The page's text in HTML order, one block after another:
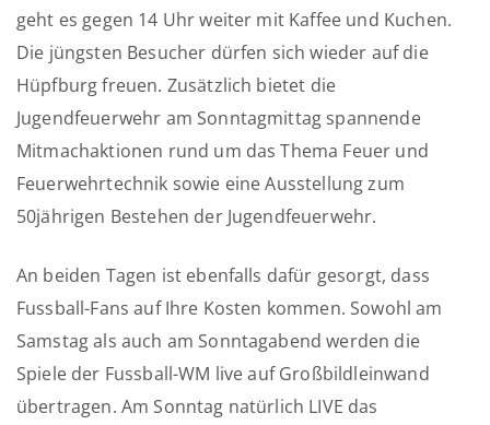
geht es gegen 14 Uhr weiter mit Kaffee und Kuchen.
Die jüngsten Besucher dürfen sich wieder auf die
Hüpfburg freuen. Zusätzlich bietet die
Jugendfeuerwehr am Sonntagmittag spannende
Mitmachaktionen rund um das Thema Feuer und
Feuerwehrtechnik sowie eine Ausstellung zum
50jährigen Bestehen der Jugendfeuerwehr.
An beiden Tagen ist ebenfalls dafür gesorgt, dass
Fussball-Fans auf Ihre Kosten kommen. Sowohl am
Samstag als auch am Sonntagabend werden die
Spiele der Fussball-WM live auf Großbildleinwand
übertragen. Am Sonntag natürlich LIVE das